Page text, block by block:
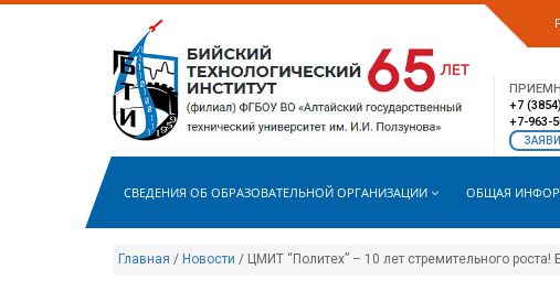
+7
+7-963-
СВЕДЕНИЯ ОБ ОБРАЗОВАТЕЛЬНОЙ ОРГАНИЗАЦИИ ОБЩАЯ
Главная / Новости / ЦМИТ “Политех” – 10 лет стремительного